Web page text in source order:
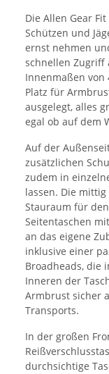
Die Allen Gear
Schützen und
ernst nehmen
schnellen Zugriff
Innenmaßen von
Platz für
ausgelegt, alles
egal ob auf dem
Auf der
zusätzlichen
zudem in
lassen. Die
Stauraum für
Seitentaschen
an das eigene
inklusive einer
Broadheads, die
Inneren der
Armbrust sicher
Transports.
In der großen
durchsichtige